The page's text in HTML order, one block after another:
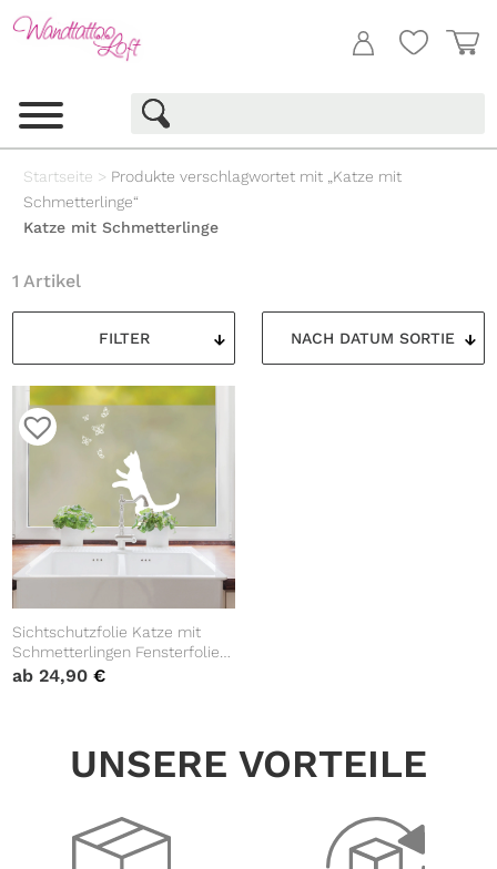
Startseite > Produkte verschlagwortet mit „Katze mit
Schmetterlinge“
Katze mit Schmetterlinge
FILTER
1 Artikel
Sichtschutzfolie Katze mit
Schmetterlingen Fensterfolie
Fensterdeko Milchglasfolie
ab24,90€
UNSERE VORTEILE